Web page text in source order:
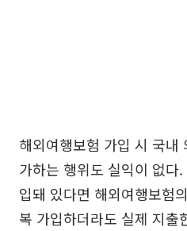
해외여행보험 가입 시 국내
가하는 행위도 실익이 없다
입돼 있다면 해외여행보험
복 가입하더라도 실제 지출